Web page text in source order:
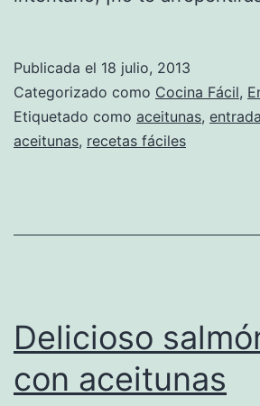
Publicada el 18 julio, 2013
Categorizado como Cocina Fácil,
Etiquetado como aceitunas,
aceitunas, recetas fáciles
Delicioso
con aceitunas